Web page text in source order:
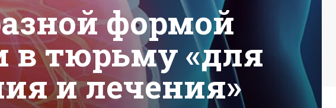
формой
в тюрьму «для
и лечения»